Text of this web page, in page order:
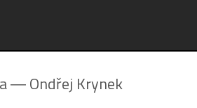
―Ondřej Krynek